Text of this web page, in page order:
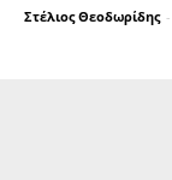
Στέλιος Θεοδωρίδης -